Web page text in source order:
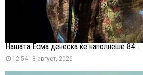
Нашата Есма денеска ќе наполнеше 84...
12:54 - 8 август, 2026